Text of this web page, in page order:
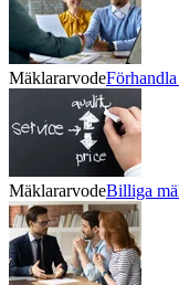
Mäklararvode
MäklararvodeBilliga